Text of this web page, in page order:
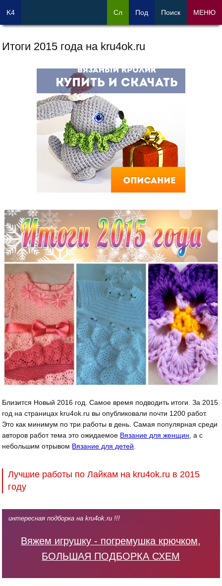
Итоги 2015 года на kru4ok.ru
Близится Новый 2016 год. Самое время подводить итоги. За 2015
год на страницах kru4ok.ru вы опубликовали почти 1200 работ.
Это как минимум по три работы в день. Самая популярная среди
авторов работ тема это ожидаемое Вязание для женщин , а с
небольшим отрывом Вязание для детей
Лучшие работы по Лайкам на kru4ok.ru в 2015
году
интересная подборка на kru4ok.ru !!!
Вяжем игрушку - погремушка крючком,
БОЛЬШАЯ ПОДБОРКА СХЕМ
K4 Сл Под Поиск МЕНЮ